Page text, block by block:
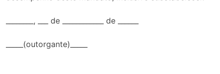
________, ___ de ____________ de ______
_____(outorgante)_____